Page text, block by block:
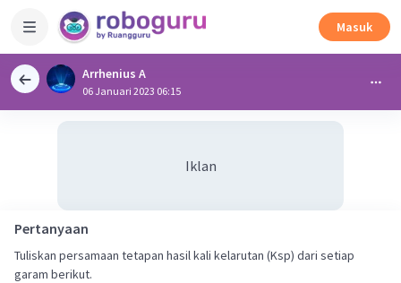
Masuk
Arrhenius A
06 Januari 2023 06:15
Iklan
Pertanyaan
Tuliskan persamaan tetapan hasil kali kelarutan (Ksp) dari setiap
garam berikut.